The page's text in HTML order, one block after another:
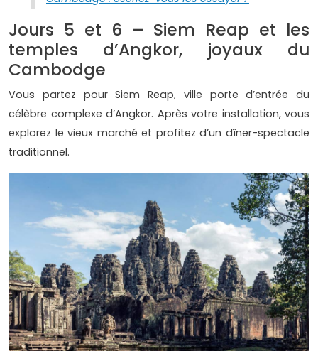
Jours 5 et 6 – Siem Reap et les
temples d’Angkor, joyaux du
Cambodge
Vous partez pour Siem Reap, ville porte d’entrée du
célèbre complexe d’Angkor. Après votre installation, vous
explorez le vieux marché et profitez d’un dîner-spectacle
traditionnel.